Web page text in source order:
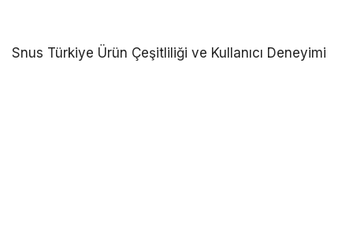
Snus Türkiye Ürün Çeşitliliği ve Kullanıcı Deneyimi